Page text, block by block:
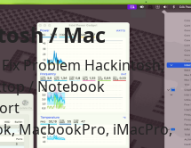
/ Mac
Problem Hackintosh,
/ Notebook
MacbookPro, iMacPro,